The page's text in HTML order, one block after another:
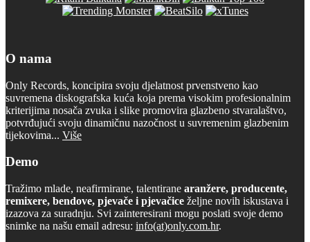
O nama
Only Records, koncipira svoju djelatnost prvenstveno kao
suvremena diskografska kuća koja prema visokim profesionalnim
kriterijima nosača zvuka i slike promovira glazbeno stvaralaštvo,
potvrđujući svoju dinamičnu nazočnost u suvremenim glazbenim
tijekovima... Više
Demo
Tražimo mlade, neafirmirane, talentirane aranžere, producente,
remixere, bendove, pjevače i pjevačice željne novih iskustava i
izazova za suradnju. Svi zainteresirani mogu poslati svoje demo
snimke na našu email adresu: info(at)only.com.hr.